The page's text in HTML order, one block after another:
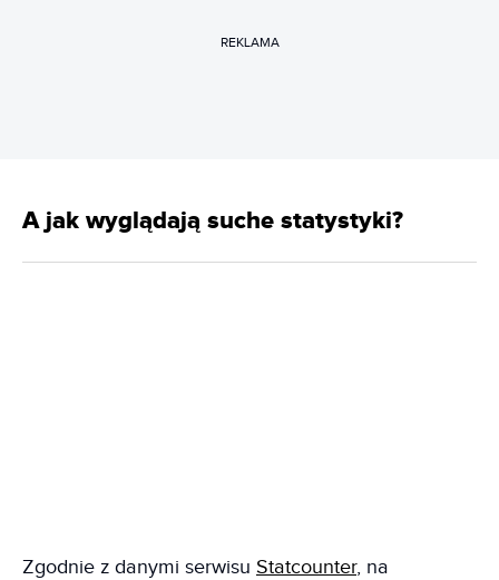
REKLAMA
A jak wyglądają suche statystyki?
Zgodnie z danymi serwisu Statcounter, na